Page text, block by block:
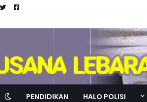
HALO POLISI
PENDIDIKAN